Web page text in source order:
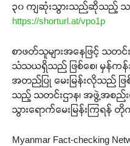
၃၀ ကျဆုံးသွားသည်ဆိုသည့် သ
https://shorturl.at/vpo1p
စာဖတ်သူများအနေဖြင့် သတ
သံသယရှိသည် ဖြစ်စေ၊ မှန်
အတည်ပြု မေးမြန်းလိုသည် ဖြစ်
သည့် သတင်းဌာန၊ အဖွဲ့အစည်းမ
သွားရောက်မေးမြန်းကြရန်
Myanmar Fact-